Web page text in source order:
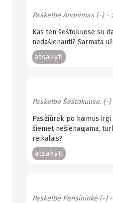
Paskelbė Anonimas (-)-
Kas ten šeštokuose su
nedašienauti? Sarmata
atsakyti
Paskelbė Šeštokuose. (-)
Pasižiūrėk po kaimus
šiemet nešienaujama,
reikalais?
atsakyti
Paskelbė Pensininkė (-)-